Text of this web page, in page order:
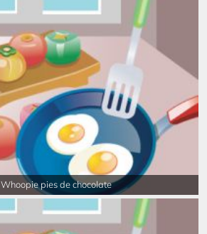
Whoopie pies de chocolate